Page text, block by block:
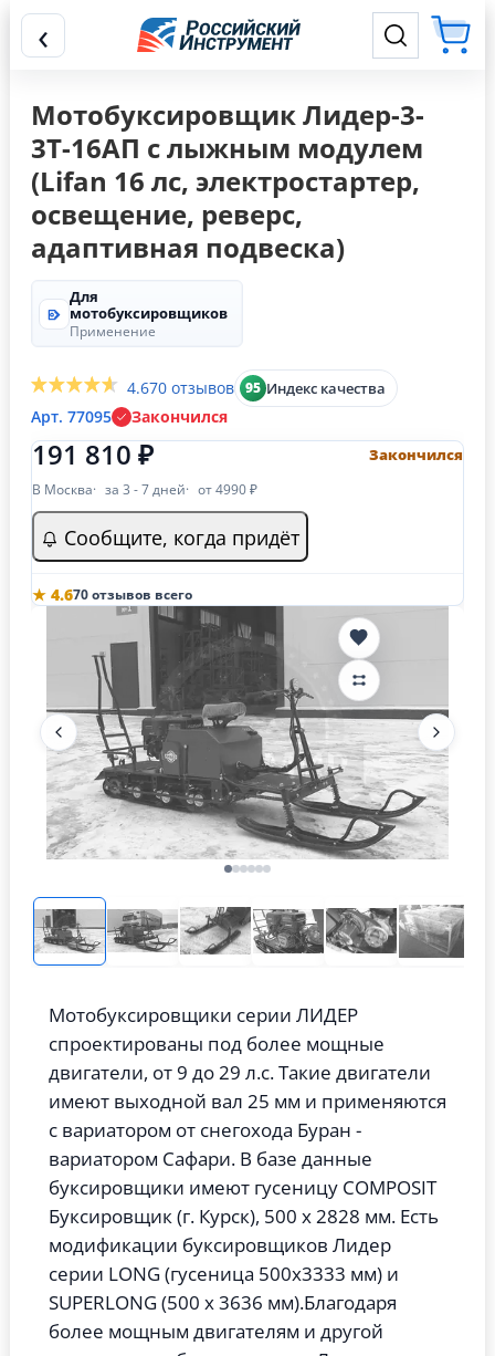
‹
Мотобуксировщик Лидер-3-
3Т-16АП с лыжным модулем
(Lifan 16 лc, электростартер,
освещение, реверс,
адаптивная подвеска)
Для
мотобуксировщиков
Применение
4.670 отзывов 95 Индекс качества
Арт. 77095 Закончился
191 810 ₽ Закончился
В Москва за 3 - 7 дней от 4990 ₽
Сообщите, когда придёт
★ 4.670 отзывов всего
Мотобуксировщики серии ЛИДЕР
спроектированы под более мощные
двигатели, от 9 до 29 л.с. Такие двигатели
имеют выходной вал 25 мм и применяются
с вариатором от снегохода Буран -
вариатором Сафари. В базе данные
буксировщики имеют гусеницу COMPOSIT
Буксировщик (г. Курск), 500 х 2828 мм. Есть
модификации буксировщиков Лидер
серии LONG (гусеница 500х3333 мм) и
SUPERLONG (500 х 3636 мм).Благодаря
более мощным двигателям и другой